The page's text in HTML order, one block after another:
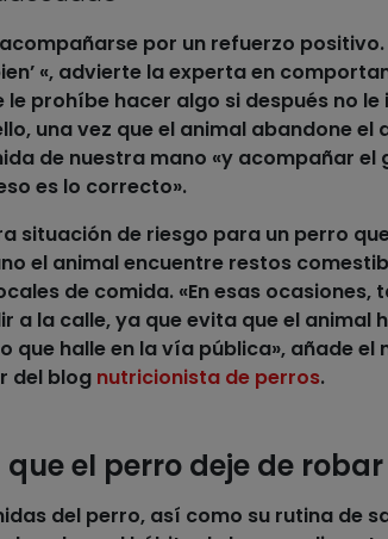
por un refuerzo positivo.
«, advierte la experta en
prohíbe hacer algo si después no le
una vez que el animal abandone
de nuestra mano «y acompañar el
es lo correcto».
situación de riesgo para un perro
el animal encuentre restos
de comida. «En esas ocasiones,
a la calle, ya que evita que el animal
que halle en la vía pública», añade el
del blog nutricionista de perros.
el perro deje de
del perro, así como su rutina de